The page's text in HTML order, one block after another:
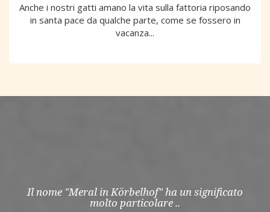
Anche i nostri gatti amano la vita sulla fattoria riposando
in santa pace da qualche parte, come se fossero in
vacanza...
Il nome "Meral in Körbelhof" ha un significato
molto particolare ..